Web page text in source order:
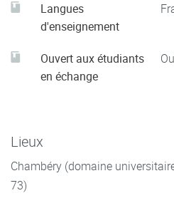
Langues
d'enseignement
Ouvert aux étudiants
en échange
Lieux
Chambéry (domaine
73)